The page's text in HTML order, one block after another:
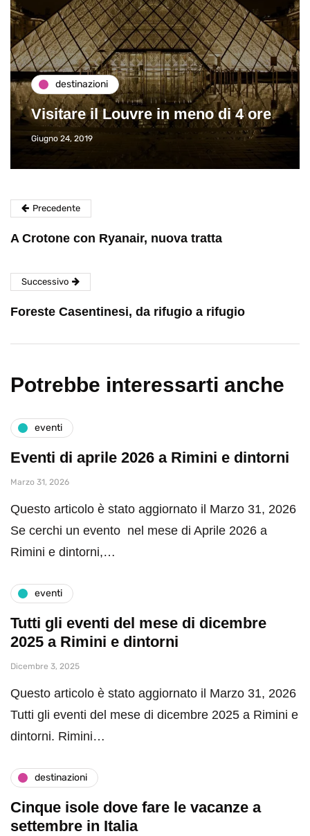
destinazioni
Visitare il Louvre in meno di 4 ore
Giugno 24, 2019
Precedente
A Crotone con Ryanair, nuova tratta
Successivo
Foreste Casentinesi, da rifugio a rifugio
Potrebbe interessarti anche
eventi
Eventi di aprile 2026 a Rimini e dintorni
Marzo 31, 2026
Questo articolo è stato aggiornato il Marzo 31, 2026
Se cerchi un evento nel mese di Aprile 2026 a
Rimini e dintorni,…
eventi
Tutti gli eventi del mese di dicembre
2025 a Rimini e dintorni
Dicembre 3, 2025
Questo articolo è stato aggiornato il Marzo 31, 2026
Tutti gli eventi del mese di dicembre 2025 a Rimini e
dintorni. Rimini…
destinazioni
Cinque isole dove fare le vacanze a
settembre in Italia